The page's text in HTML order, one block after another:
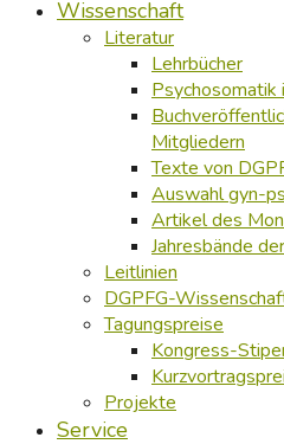
Wissenschaft
Literatur
Lehrbücher
Psychosomatik
Mitgliedern
Texte von
Auswahl gyn-
Artikel des
Jahresbände
Leitlinien
DGPFG-
Tagungspreise
Kongress-
Projekte
Service